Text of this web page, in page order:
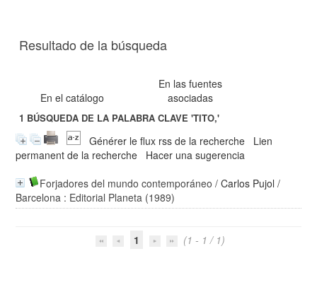
Resultado de la búsqueda
En el catálogo
En las fuentes
asociadas
1 BÚSQUEDA DE LA PALABRA CLAVE'TITO,'
Générer le flux rss de la recherche
Lien
permanent de la recherche
Hacer una sugerencia
Forjadores del mundo contemporáneo /Carlos Pujol /
Barcelona : Editorial Planeta (1989)
1 (1 - 1 / 1)